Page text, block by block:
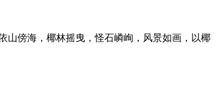
山傍海，椰林摇曳，怪石嶙峋，风景如画，以椰